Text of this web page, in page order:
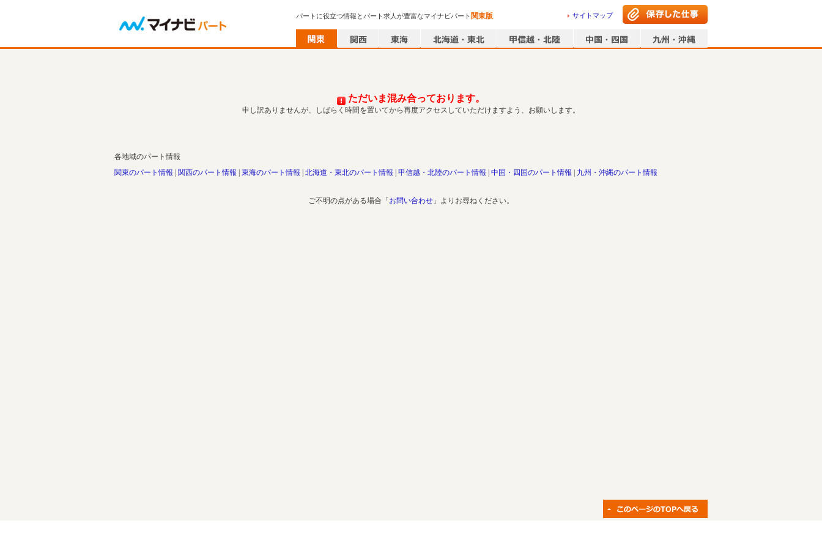
パートに役立つ情報とパート求人が豊富なマイナビパート 関東版 サイトマップ
ただいま混み合っております。
申し訳ありませんが、しばらく時間を置いてから再度アクセスしていただけますよう、お願いします。
各地域のパート情報
関東のパート情報
関西のパート情報 東海のパート情報 北海道・東北のパート情報 甲信越・北陸のパート情報 中国・四国のパート情報 九州・沖縄のパート情報
ご不明の点がある場合「 お問い合わせ 」よりお尋ねください。